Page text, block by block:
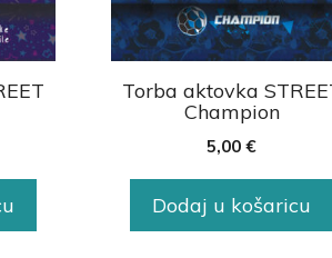
Torba aktovka
Champion
5,00€
Dodaj u košaricu